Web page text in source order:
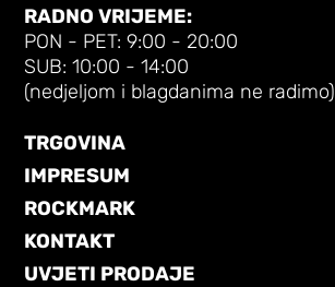
RADNO VRIJEME:
PON - PET: 9:00 - 20:00
SUB: 10:00 - 14:00
(nedjeljom i blagdanima ne radimo)
TRGOVINA
IMPRESUM
ROCKMARK
KONTAKT
UVJETI PRODAJE